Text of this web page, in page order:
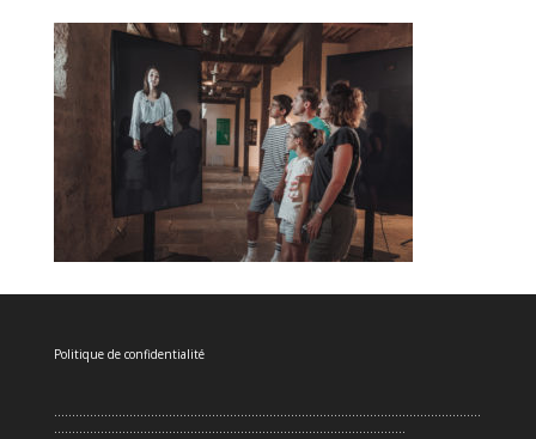
Politique de confidentialité
.......................................................................................................................
..................................................................................................